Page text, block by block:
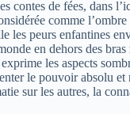
contes de fées, dans
comme
les peurs enfantines
en dehors des bras
les aspects
le pouvoir absolu
sur les autres, la